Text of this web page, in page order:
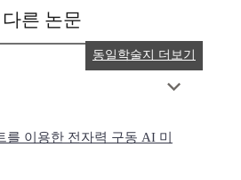
른 논문
를 이용한 전자력 구동 AI 미
동일학술지 더보기